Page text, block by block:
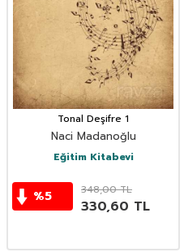
Tonal Deşifre 1
Naci Madanoğlu
Eğitim Kitabevi
%5 348,00TL
330,60 TL